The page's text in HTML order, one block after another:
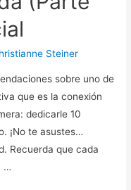
Steiner
sobre uno de
que es la conexión
dedicarle 10
¡No te asustes…
Recuerda que cada
…